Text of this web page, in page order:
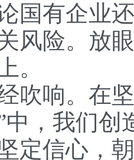
国有企业
风险。放
。
响。在坚
中，我们创
定信心，